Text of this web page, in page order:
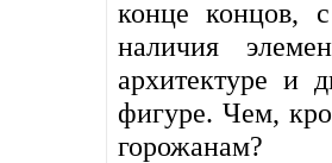
конце концов,
наличия
архитектуре и
фигуре. Чем,
горожанам?